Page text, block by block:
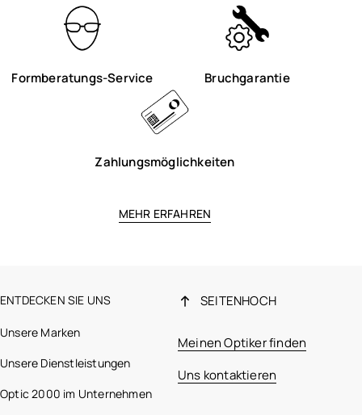
Formberatungs-Service Bruchgarantie
Zahlungsmöglichkeiten
MEHR ERFAHREN
ENTDECKEN SIE UNS
Unsere Marken
Unsere Dienstleistungen
Optic 2000 im Unternehmen
SEITENHOCH
Meinen Optiker finden
Uns kontaktieren